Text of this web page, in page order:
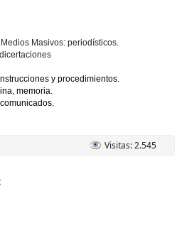
Masivos: periodísticos.
y procedimientos.
memoria.
Visitas: 2.545